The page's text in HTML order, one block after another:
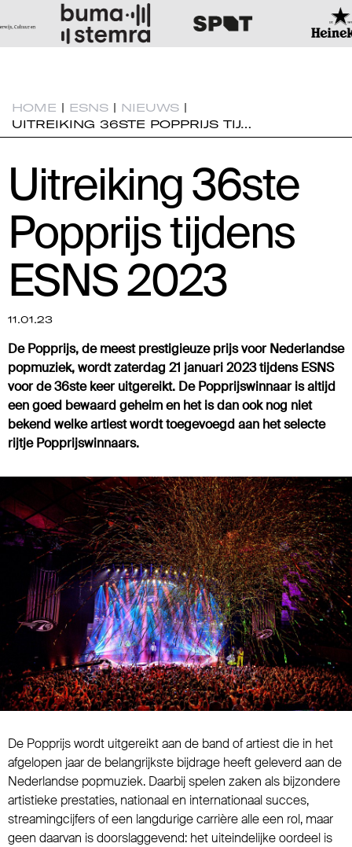
HOME | ESNS | NIEUWS |
UITREIKING 36STE POPPRIJS TIJ…
Uitreiking 36ste
Popprijs tijdens
ESNS 2023
11.01.23
De Popprijs, de meest prestigieuze prijs voor Nederlandse
popmuziek, wordt zaterdag 21 januari 2023 tijdens ESNS
voor de 36ste keer uitgereikt. De Popprijswinnaar is altijd
een goed bewaard geheim en het is dan ook nog niet
bekend welke artiest wordt toegevoegd aan het selecte
rijtje Popprijswinnaars.
De Popprijs wordt uitgereikt aan de band of artiest die in het
afgelopen jaar de belangrijkste bijdrage heeft geleverd aan de
Nederlandse popmuziek. Daarbij spelen zaken als bijzondere
artistieke prestaties, nationaal en internationaal succes,
streamingcijfers of een langdurige carrière alle een rol, maar
geen daarvan is doorslaggevend: het uiteindelijke oordeel is